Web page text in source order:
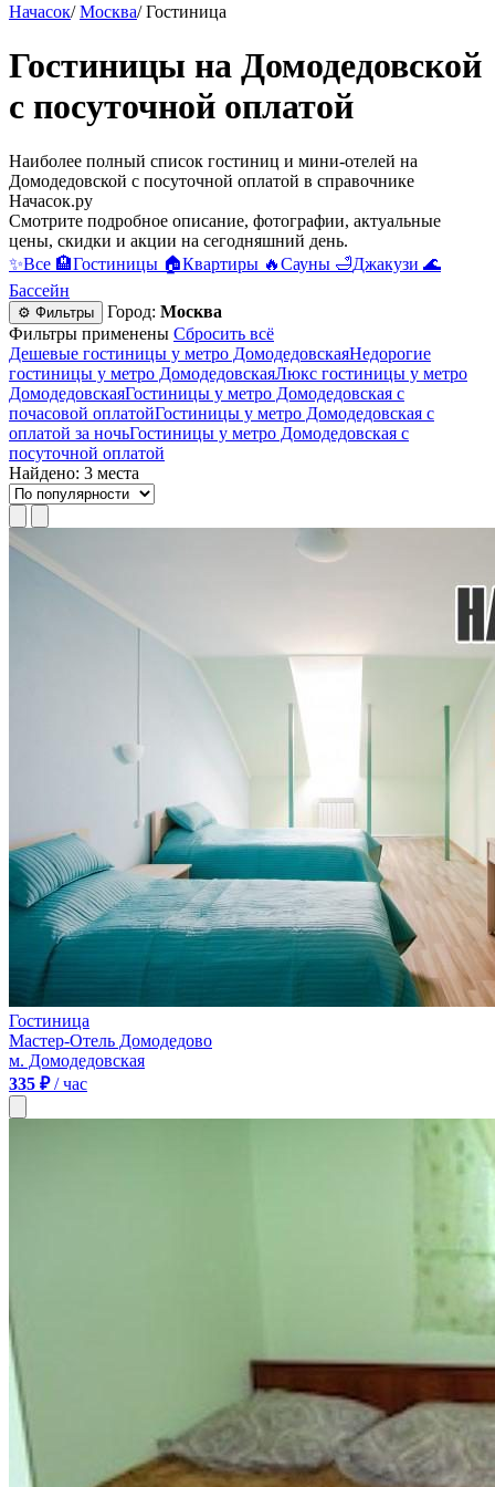
Начасок/ Москва/ Гостиница
Гостиницы на Домодедовской
c посуточной оплатой
Наиболее полный список гостиниц и мини-отелей на
Домодедовской c посуточной оплатой в справочнике
Начасок.ру
Смотрите подробное описание, фотографии, актуальные
цены, скидки и акции на сегодняшний день.
✨Все 🏨Гостиницы 🏠Квартиры 🔥Сауны 🛁Джакузи 🌊
Бассейн
⚙ Фильтры Город: Москва
Фильтры применены Сбросить всё
Дешевые гостиницы у метро ДомодедовскаяНедорогие
гостиницы у метро ДомодедовскаяЛюкс гостиницы у метро
ДомодедовскаяГостиницы у метро Домодедовская c
почасовой оплатойГостиницы у метро Домодедовская с
оплатой за ночьГостиницы у метро Домодедовская c
посуточной оплатой
Найдено: 3 места
Гостиница
Мастер-Отель Домодедово
м. Домодедовская
335 ₽/ час